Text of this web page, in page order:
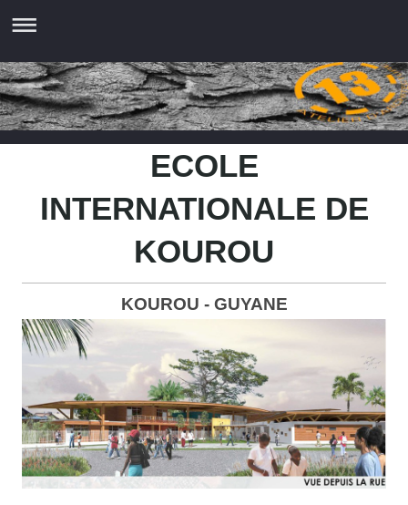
ECOLE
INTERNATIONALE DE
KOUROU
KOUROU - GUYANE